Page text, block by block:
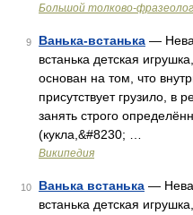
Большой толково-
9 Ванька-встанька —
встанька детская
основан на том, что
присутствует грузило, в
занять строго
(кукла,&#8230; …
Википедия
10 Ванька встанька —
встанька детская